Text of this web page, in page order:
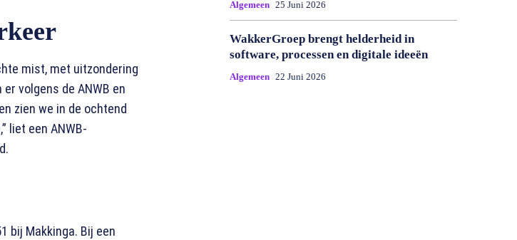
mist, met uitzondering
volgens de ANWB en
zien we in de ochtend
liet een ANWB-
bij Makkinga. Bij een
Algemeen 25 Juni 2026
WakkerGroep brengt helderheid in
software, processen en digitale ideeën
Algemeen 22 Juni 2026